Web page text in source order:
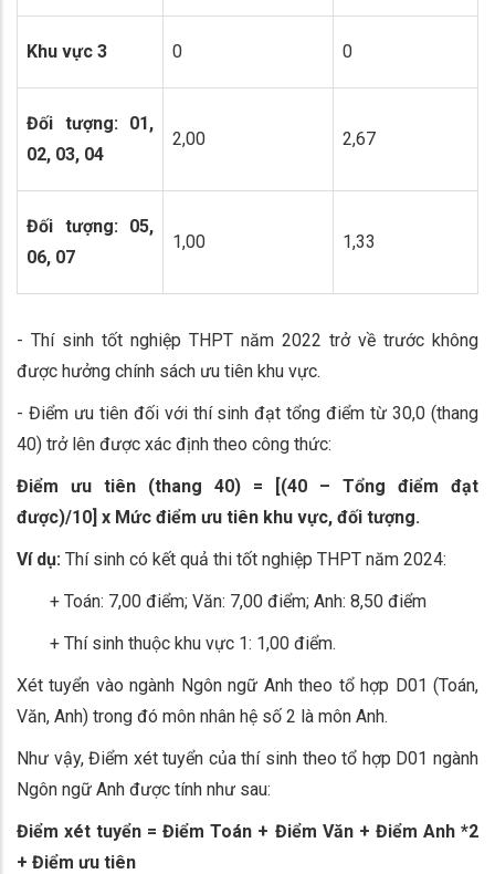
Khu vực 3 0 0
Đối tượng: 01,
02, 03, 04
2,00 2,67
Đối tượng: 05,
06, 07
1,00 1,33
- Thí sinh tốt nghiệp THPT năm 2022 trở về trước không
được hưởng chính sách ưu tiên khu vực.
- Điểm ưu tiên đối với thí sinh đạt tổng điểm từ 30,0 (thang
40) trở lên được xác định theo công thức:
Điểm ưu tiên (thang 40) = [(40 – Tổng điểm đạt
được)/10] x Mức điểm ưu tiên khu vực, đối tượng.
Ví dụ: Thí sinh có kết quả thi tốt nghiệp THPT năm 2024:
+ Toán: 7,00 điểm; Văn: 7,00 điểm; Anh: 8,50 điểm
+ Thí sinh thuộc khu vực 1: 1,00 điểm.
Xét tuyển vào ngành Ngôn ngữ Anh theo tổ hợp D01 (Toán,
Văn, Anh) trong đó môn nhân hệ số 2 là môn Anh.
Như vậy, Điểm xét tuyển của thí sinh theo tổ hợp D01 ngành
Ngôn ngữ Anh được tính như sau:
Điểm xét tuyển = Điểm Toán + Điểm Văn + Điểm Anh *2
+ Điểm ưu tiên